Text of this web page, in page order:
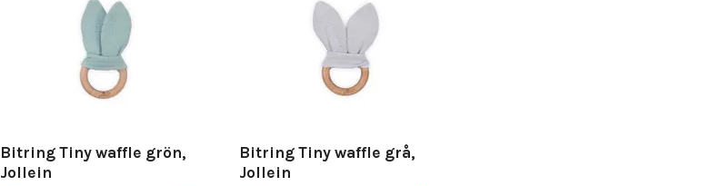
Bitring Tiny waffle grön,
Jollein
Bitring Tiny waffle grå,
Jollein